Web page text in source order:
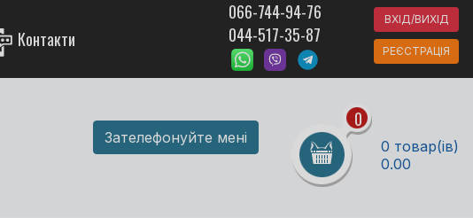
Контакти
066-744-94-76
044-517-35-87
ВХІД/ВИХІД
РЕЄСТРАЦІЯ
Зателефонуйте мені
0
0 товар(ів)
0.00